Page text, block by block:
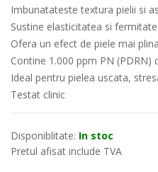
Imbunatateste textura pielii si
Sustine elasticitatea si
Ofera un efect de piele mai
Contine 1.000 ppm PN (PDRN)
Ideal pentru pielea uscata,
Testat clinic
Disponiblitate: In stoc
Pretul afisat include TVA